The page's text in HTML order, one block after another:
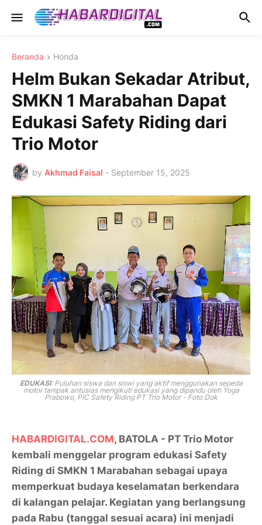
Beranda Honda
Helm Bukan Sekadar Atribut,
SMKN 1 Marabahan Dapat
Edukasi Safety Riding dari
Trio Motor
by Akhmad Faisal - September 15, 2025
EDUKASI: Puluhan siswa dan siswi yang aktif menggunakan sepeda
motor tampak antusias mengikuti edukasi yang dipandu oleh Yoga
Prabowo, PIC Safety Riding PT Trio Motor - Foto Dok
HABARDIGITAL.COM, BATOLA - PT Trio Motor
kembali menggelar program edukasi Safety
Riding di SMKN 1 Marabahan sebagai upaya
memperkuat budaya keselamatan berkendara
di kalangan pelajar. Kegiatan yang berlangsung
pada Rabu (tanggal sesuai acara) ini menjadi